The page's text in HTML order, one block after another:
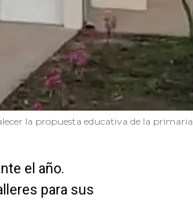
la propuesta educativa de la primaria.
el año.
para sus